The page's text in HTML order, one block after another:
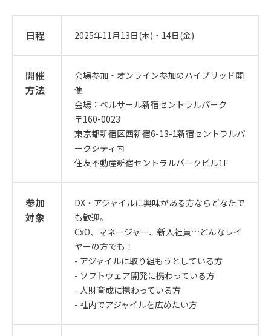
日程 2025年11月13日(木)・14日(金)
開催
方法
会場参加・オンライン参加のハイブリッド開
催
会場：ベルサール新宿セントラルパーク
〒160-0023
東京都新宿区西新宿6-13-1新宿セントラルパ
ークシティ内
住友不動産新宿セントラルパークビル1F
参加
対象
DX・アジャイルに興味がある方ならどなたで
も歓迎。
CxO、マネージャー、新入社員…どんなレイ
ヤーの方でも！
- アジャイルに取り組もうとしている方
- ソフトウェア開発に携わっている方
- 人財育成に携わっている方
- 社内でアジャイルを広めたい方